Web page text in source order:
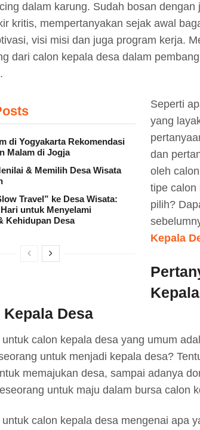
dalam karung. Sudah bosan
kritis, mempertanyakan sejak awal
visi misi dan juga program kerja.
dari calon kepala desa dalam
di Yogyakarta Rekomendasi
Malam di Jogja
& Memilih Desa Wisata
Travel” ke Desa Wisata:
untuk Menyelami
Kehidupan Desa
Seperti
yang
dan
oleh
tipe calon
pilih?
Kepala
Desa
calon kepala desa yang umum
untuk menjadi kepala desa?
memajukan desa, sampai adanya
untuk maju dalam bursa calon
calon kepala desa mengenai apa